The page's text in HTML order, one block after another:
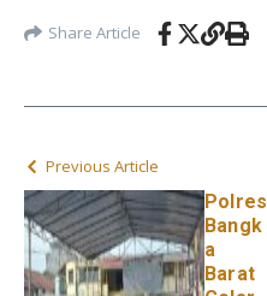
Share Article
Previous Article
Polres
Bangk
a
Barat